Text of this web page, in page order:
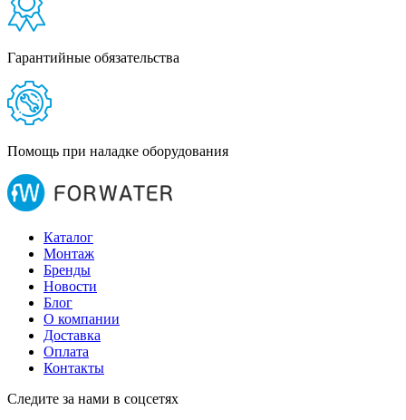
Гарантийные обязательства
Помощь при наладке оборудования
Каталог
Монтаж
Бренды
Новости
Блог
О компании
Доставка
Оплата
Контакты
Следите за нами в соцсетях